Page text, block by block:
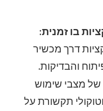
בו זמנית:
דרך מכשיר
והבדיקות.
של מצבי שימוש
תקשורת על